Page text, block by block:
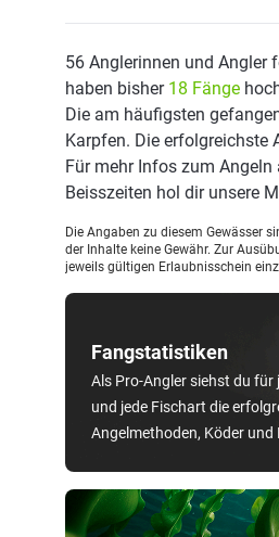
Fangstatistiken
Als Pro-Angler siehst du für
und jede Fischart die
Angelmethoden, Köder und
56 Anglerinnen und Angler
haben bisher 18 Fänge
Die am häufigsten
Karpfen. Die erfolgreichste
Für mehr Infos zum Angeln
Beisszeiten hol dir unsere
Die Angaben zu diesem Gewässer
der Inhalte keine Gewähr. Zur
jeweils gültigen Erlaubnisschein